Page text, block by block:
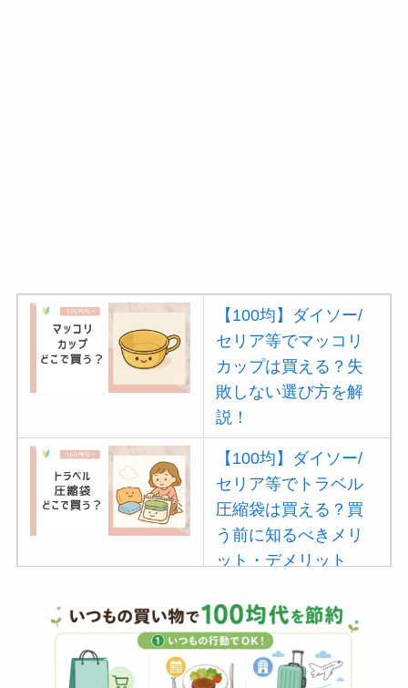
【100均】ダイソー/
セリア等でマッコリ
カップは買える？失
敗しない選び方を解
説！
【100均】ダイソー/
セリア等でトラベル
圧縮袋は買える？買
う前に知るべきメリ
ット・デメリット
【100均】ダイソー/
セリア等でポイズン
リムーバーは買え